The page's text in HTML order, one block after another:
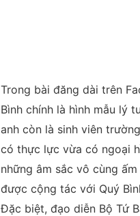
Trong bài đăng dài trên
Bình chính là hình mẫu lý
anh còn là sinh viên
có thực lực vừa có ngoại
những âm sắc vô cùng
được cộng tác với Quý
Đặc biệt, đạo diễn Bộ Tứ